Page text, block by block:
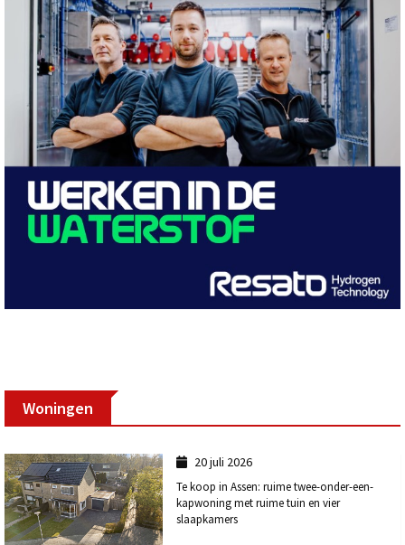
Woningen
20 juli 2026
Te koop in Assen: ruime twee-onder-een-
kapwoning met ruime tuin en vier
slaapkamers